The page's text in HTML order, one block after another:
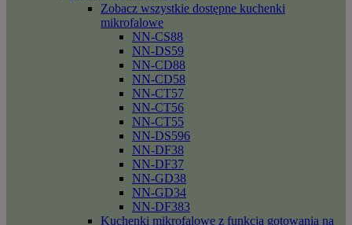
Zobacz wszystkie dostępne kuchenki
mikrofalowe
NN-CS88
NN-DS59
NN-CD88
NN-CD58
NN-CT57
NN-CT56
NN-CT55
NN-DS596
NN-DF38
NN-DF37
NN-GD38
NN-GD34
NN-DF383
Kuchenki mikrofalowe z funkcją gotowania na